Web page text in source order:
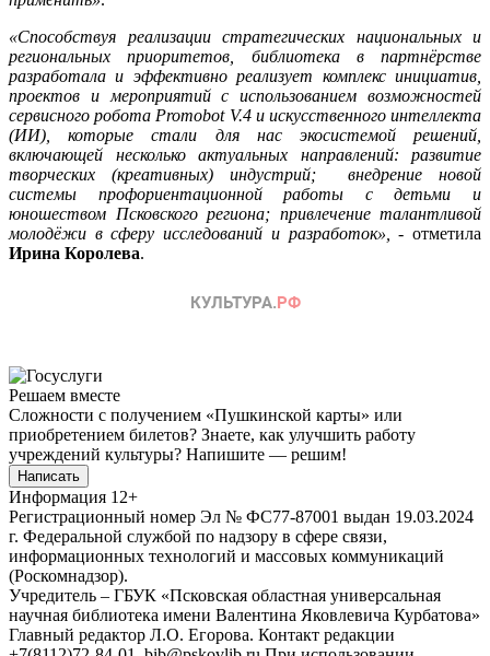
«Способствуя реализации стратегических национальных и
региональных приоритетов, библиотека в партнёрстве
разработала и эффективно реализует комплекс инициатив,
проектов и мероприятий с использованием возможностей
сервисного робота Promobot V.4 и искусственного интеллекта
(ИИ), которые стали для нас экосистемой решений,
включающей несколько актуальных направлений: развитие
творческих (креативных) индустрий; внедрение новой
системы профориентационной работы с детьми и
юношеством Псковского региона; привлечение талантливой
молодёжи в сферу исследований и разработок»,
- отметила
Ирина Королева.
Решаем вместе
Сложности с получением «Пушкинской карты» или
приобретением билетов? Знаете, как улучшить работу
учреждений культуры? Напишите — решим!
Написать
Информация 12+
Регистрационный номер Эл № ФС77-87001 выдан 19.03.2024
г. Федеральной службой по надзору в сфере связи,
информационных технологий и массовых коммуникаций
(Роскомнадзор).
Учредитель – ГБУК «Псковская областная универсальная
научная библиотека имени Валентина Яковлевича Курбатова»
Главный редактор Л.О. Егорова. Контакт редакции